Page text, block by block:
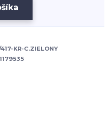
KR-C.ZIELONY